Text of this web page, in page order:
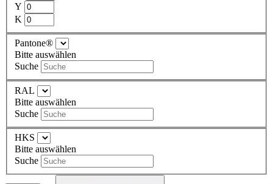
Y
K
Pantone®
Bitte auswählen
Suche
RAL
Bitte auswählen
Suche
HKS
Bitte auswählen
Suche